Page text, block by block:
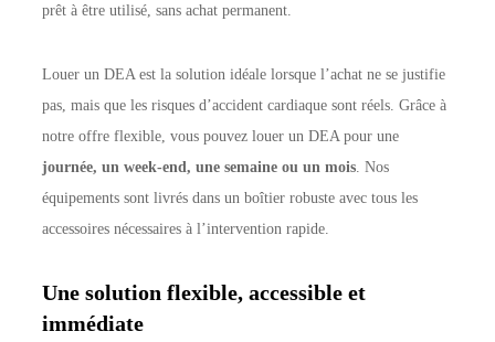
prêt à être utilisé, sans achat permanent.
Louer un DEA est la solution idéale lorsque l’achat ne se justifie
pas, mais que les risques d’accident cardiaque sont réels. Grâce à
notre offre flexible, vous pouvez louer un DEA pour une
journée, un week-end, une semaine ou un mois. Nos
équipements sont livrés dans un boîtier robuste avec tous les
accessoires nécessaires à l’intervention rapide.
Une solution flexible, accessible et
immédiate